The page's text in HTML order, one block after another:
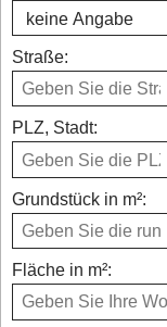
Straße:
PLZ, Stadt:
Grundstück in m²:
Fläche in m²: